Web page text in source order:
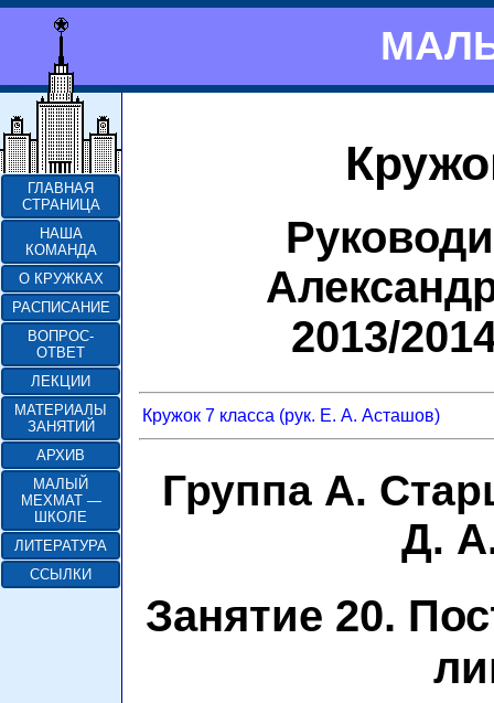
ГЛАВНАЯ
СТРАНИЦА
НАША
КОМАНДА
О КРУЖКАХ
РАСПИСАНИЕ
ВОПРОС-
ОТВЕТ
ЛЕКЦИИ
МАТЕРИАЛЫ
ЗАНЯТИЙ
АРХИВ
МАЛЫЙ
МЕХМАТ —
ШКОЛЕ
ЛИТЕРАТУРА
ССЫЛКИ
2013/
Кружок 7 класса (рук. Е. А. Асташов)
Группа А.
Д.
Занятие 20.